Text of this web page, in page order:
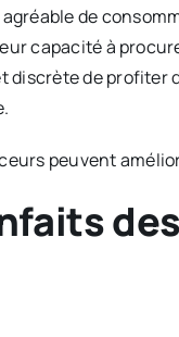
de
capacité à
de profiter
peuvent